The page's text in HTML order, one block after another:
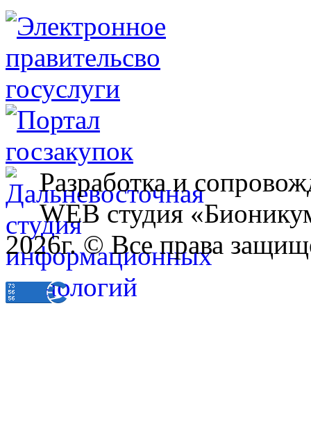
Разработка и
WEB студия
2026г. © Все права